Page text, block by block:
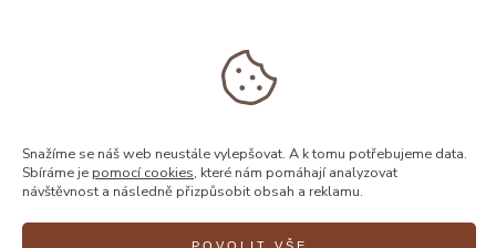
© 2026, Rýdl
Snažíme se náš web neustále vylepšovat. A k tomu potřebujeme data.
Sbíráme je pomocí cookies, které nám pomáhají analyzovat
návštěvnost a následně přizpůsobit obsah a reklamu.